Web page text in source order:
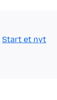
Start et nyt